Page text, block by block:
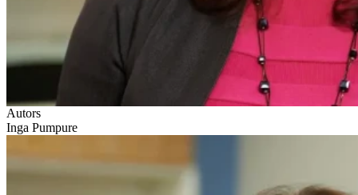
Autors
Inga Pumpure